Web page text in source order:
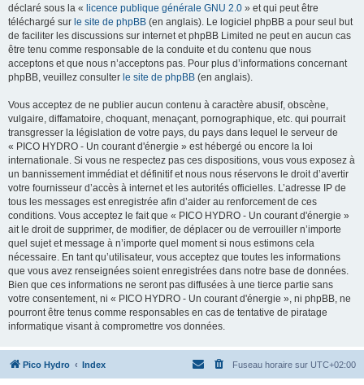
déclaré sous la « licence publique générale GNU 2.0 » et qui peut être
téléchargé sur le site de phpBB (en anglais). Le logiciel phpBB a pour seul but
de faciliter les discussions sur internet et phpBB Limited ne peut en aucun cas
être tenu comme responsable de la conduite et du contenu que nous
acceptons et que nous n’acceptons pas. Pour plus d’informations concernant
phpBB, veuillez consulter le site de phpBB (en anglais).
Vous acceptez de ne publier aucun contenu à caractère abusif, obscène,
vulgaire, diffamatoire, choquant, menaçant, pornographique, etc. qui pourrait
transgresser la législation de votre pays, du pays dans lequel le serveur de
« PICO HYDRO - Un courant d'énergie » est hébergé ou encore la loi
internationale. Si vous ne respectez pas ces dispositions, vous vous exposez à
un bannissement immédiat et définitif et nous nous réservons le droit d’avertir
votre fournisseur d’accès à internet et les autorités officielles. L’adresse IP de
tous les messages est enregistrée afin d’aider au renforcement de ces
conditions. Vous acceptez le fait que « PICO HYDRO - Un courant d'énergie »
ait le droit de supprimer, de modifier, de déplacer ou de verrouiller n’importe
quel sujet et message à n’importe quel moment si nous estimons cela
nécessaire. En tant qu’utilisateur, vous acceptez que toutes les informations
que vous avez renseignées soient enregistrées dans notre base de données.
Bien que ces informations ne seront pas diffusées à une tierce partie sans
votre consentement, ni « PICO HYDRO - Un courant d'énergie », ni phpBB, ne
pourront être tenus comme responsables en cas de tentative de piratage
informatique visant à compromettre vos données.
Pico Hydro Index Fuseau horaire sur UTC+02:00